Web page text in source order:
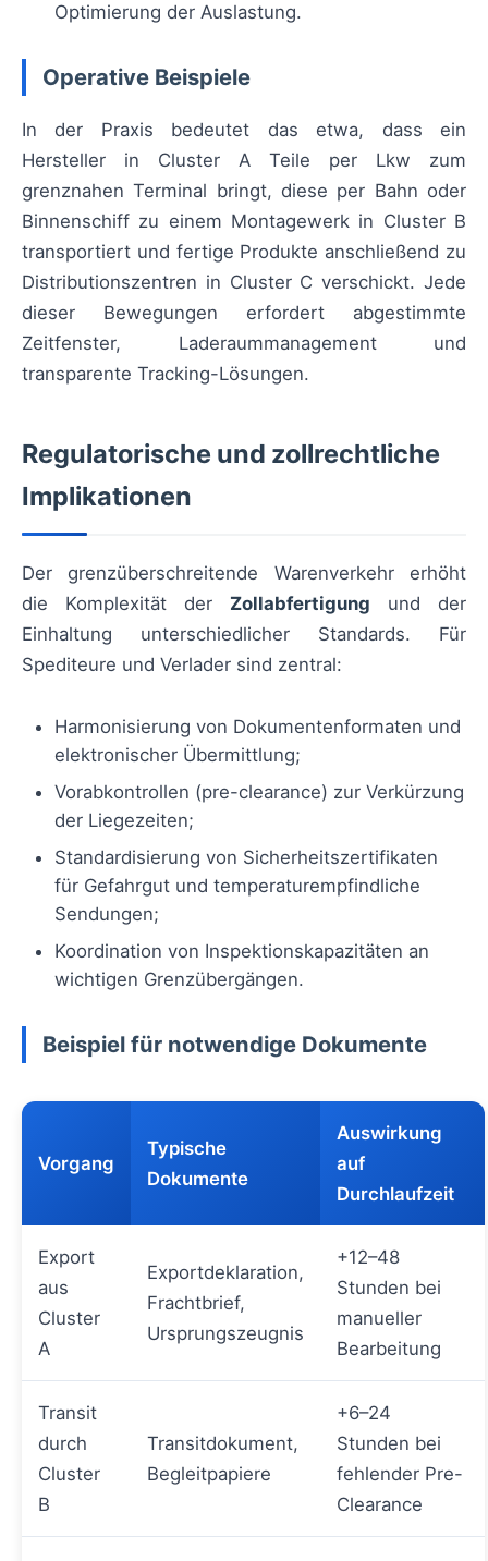
Optimierung der Auslastung.
Operative Beispiele
In der Praxis bedeutet das etwa, dass ein
Hersteller in Cluster A Teile per Lkw zum
grenznahen Terminal bringt, diese per Bahn oder
Binnenschiff zu einem Montagewerk in Cluster B
transportiert und fertige Produkte anschließend zu
Distributionszentren in Cluster C verschickt. Jede
dieser Bewegungen erfordert abgestimmte
Zeitfenster, Laderaummanagement und
transparente Tracking-Lösungen.
Regulatorische und zollrechtliche
Implikationen
Der grenzüberschreitende Warenverkehr erhöht
die Komplexität der Zollabfertigung und der
Einhaltung unterschiedlicher Standards. Für
Spediteure und Verlader sind zentral:
Harmonisierung von Dokumentenformaten und
elektronischer Übermittlung;
Vorabkontrollen (pre-clearance) zur Verkürzung
der Liegezeiten;
Standardisierung von Sicherheitszertifikaten
für Gefahrgut und temperaturempfindliche
Sendungen;
Koordination von Inspektionskapazitäten an
wichtigen Grenzübergängen.
Beispiel für notwendige Dokumente
Vorgang
Typische
Dokumente
Auswirkung
auf
Durchlaufzeit
Export
aus
Cluster
A
Exportdeklaration,
Frachtbrief,
Ursprungszeugnis
+12–48
Stunden bei
manueller
Bearbeitung
Transit
durch
Cluster
B
Transitdokument,
Begleitpapiere
+6–24
Stunden bei
fehlender Pre-
Clearance